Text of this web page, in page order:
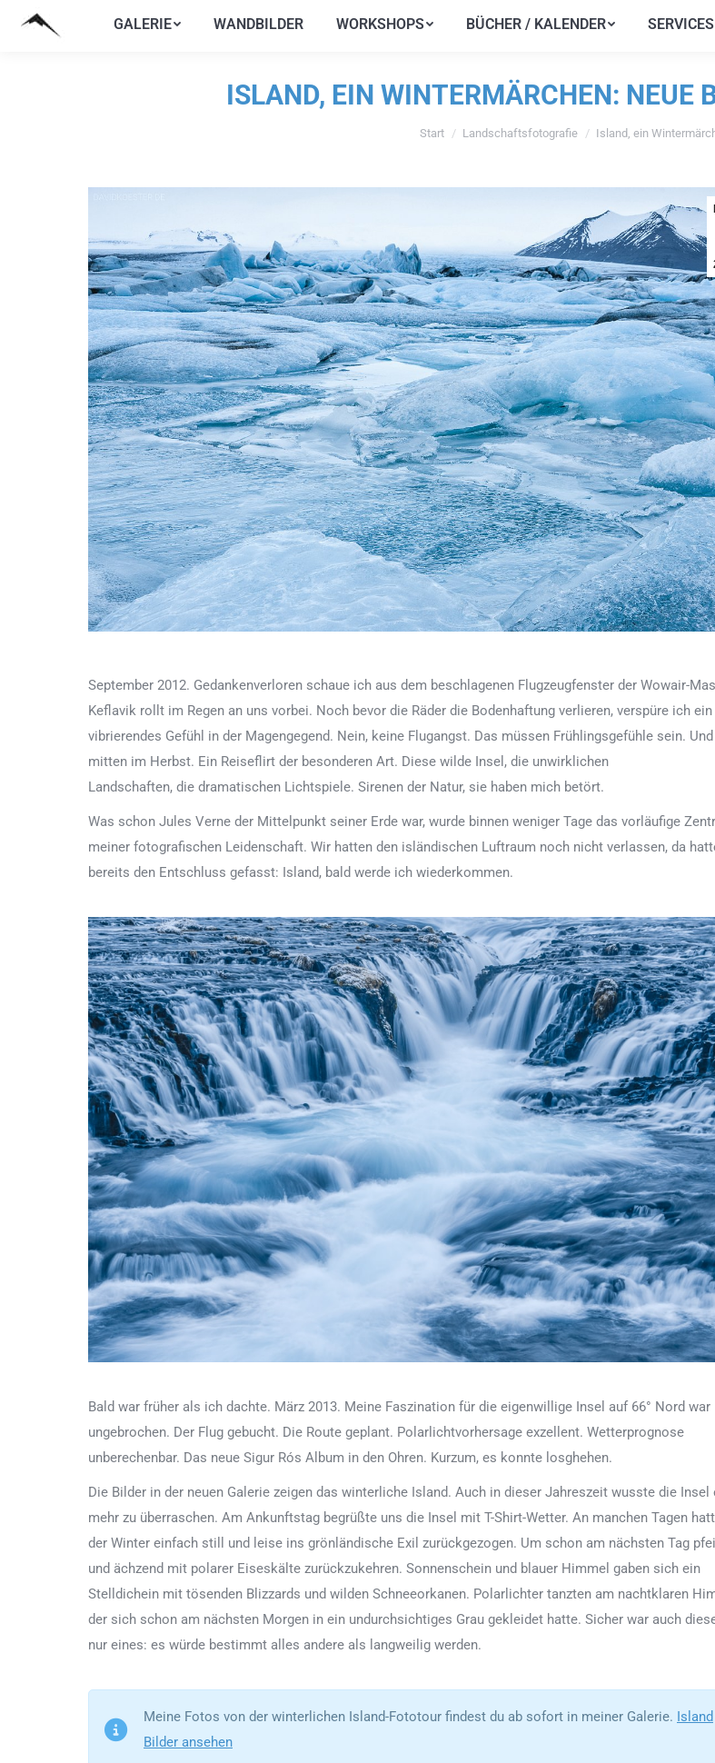
GALERIE WANDBILDER WORKSHOPS BÜCHER / KALENDER SERVICES
ISLAND, EIN WINTERMÄRCHEN: NEUE
Sie befinden sich hier:
Start Landschaftsfotografie Island, ein
September 2012. Gedankenverloren schaue ich aus dem beschlagenen Flugzeugfenster der Wowair-
Keflavik rollt im Regen an uns vorbei. Noch bevor die Räder die Bodenhaftung verlieren, verspüre ich ein
vibrierendes Gefühl in der Magengegend. Nein, keine Flugangst. Das müssen Frühlingsgefühle sein.
mitten im Herbst. Ein Reiseflirt der besonderen Art. Diese wilde Insel, die unwirklichen
Landschaften, die dramatischen Lichtspiele. Sirenen der Natur, sie haben mich betört.
Was schon Jules Verne der Mittelpunkt seiner Erde war, wurde binnen weniger Tage das vorläufige
meiner fotografischen Leidenschaft. Wir hatten den isländischen Luftraum noch nicht verlassen, da
bereits den Entschluss gefasst: Island, bald werde ich wiederkommen.
Bald war früher als ich dachte. März 2013. Meine Faszination für die eigenwillige Insel auf 66° Nord war
ungebrochen. Der Flug gebucht. Die Route geplant. Polarlichtvorhersage exzellent. Wetterprognose
unberechenbar. Das neue Sigur Rós Album in den Ohren. Kurzum, es konnte losghehen.
Die Bilder in der neuen Galerie zeigen das winterliche Island. Auch in dieser Jahreszeit wusste die Insel
mehr zu überraschen. Am Ankunftstag begrüßte uns die Insel mit T-Shirt-Wetter. An manchen Tagen
der Winter einfach still und leise ins grönländische Exil zurückgezogen. Um schon am nächsten Tag
und ächzend mit polarer Eiseskälte zurückzukehren. Sonnenschein und blauer Himmel gaben sich ein
Stelldichein mit tösenden Blizzards und wilden Schneeorkanen. Polarlichter tanzten am nachtklaren
der sich schon am nächsten Morgen in ein undurchsichtiges Grau gekleidet hatte. Sicher war auch
nur eines: es würde bestimmt alles andere als langweilig werden.
Meine Fotos von der winterlichen Island-Fototour findest du ab sofort in meiner Galerie. Island
Bilder ansehen
GALERIE WANDBILDER WORKSHOPS BÜCHER / KALENDER SERVICES